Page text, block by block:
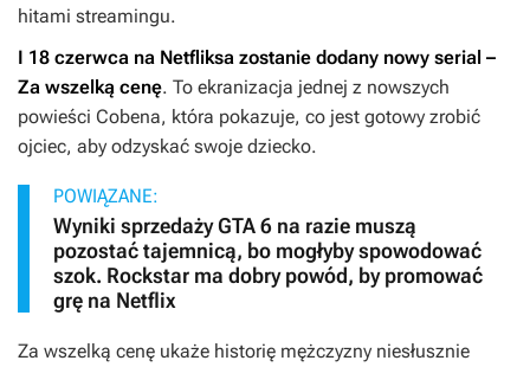
hitami streamingu.
I 18 czerwca na Netfliksa zostanie dodany nowy serial –
Za wszelką cenę. To ekranizacja jednej z nowszych
powieści Cobena, która pokazuje, co jest gotowy zrobić
ojciec, aby odzyskać swoje dziecko.
POWIĄZANE:
Wyniki sprzedaży GTA 6 na razie muszą
pozostać tajemnicą, bo mogłyby spowodować
szok. Rockstar ma dobry powód, by promować
grę na Netflix
Za wszelką cenę ukaże historię mężczyzny niesłusznie